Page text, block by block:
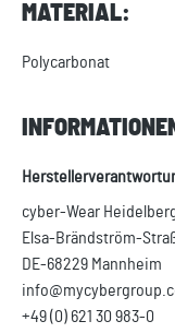
MATERIAL:
Polycarbonat
cyber-Wear
Elsa-Brändström-
DE-68229 Mannheim
+49 (0) 621 30 983-0